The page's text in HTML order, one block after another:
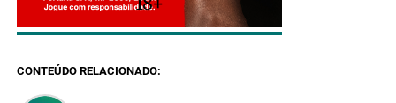
CONTEÚDO RELACIONADO: